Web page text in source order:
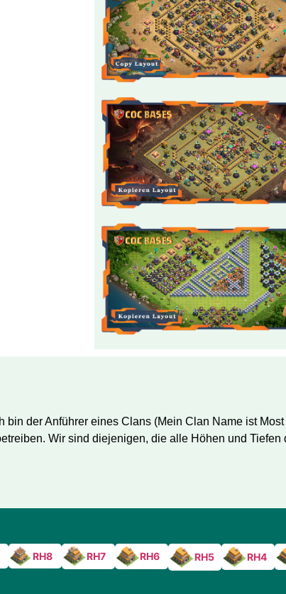
der Anführer eines Clans (Mein Clan Name ist Most
Wir sind diejenigen, die alle Höhen und Tiefen
RH8 RH7 RH6 RH5 RH4